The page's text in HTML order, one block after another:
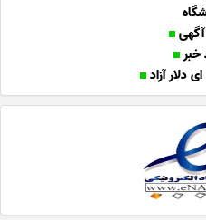
آگهی
خبر
دلار آزاد